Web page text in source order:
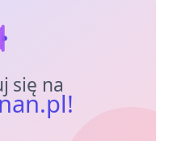
się na